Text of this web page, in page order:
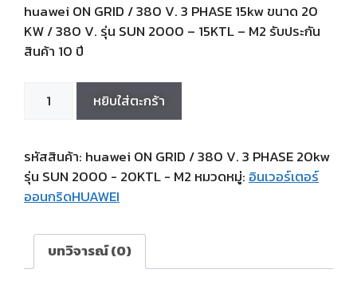
huawei ON GRID / 380 V. 3 PHASE 15kw ขนาด 20
KW / 380 V. รุ่น SUN 2000 – 15KTL – M2 รับประกัน
สินค้า 10 ปี
หยิบใส่ตะกร้า
รหัสสินค้า: huawei ON GRID / 380 V. 3 PHASE 20kw
รุ่น SUN 2000 - 20KTL - M2 หมวดหมู่: อินเวอร์เตอร์
ออนกริดHUAWEI
บทวิจารณ์ (0)